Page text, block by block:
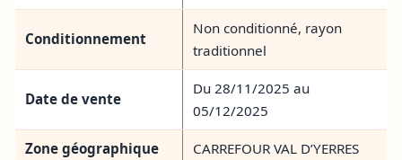
Conditionnement
Non conditionné, rayon
traditionnel
Date de vente
Du 28/11/2025 au
05/12/2025
Zone géographique
CARREFOUR VAL D’YERRES